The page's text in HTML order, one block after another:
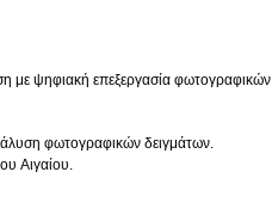
με ψηφιακή επεξεργασία φωτογραφικών
φωτογραφικών δειγμάτων.
Αιγαίου.